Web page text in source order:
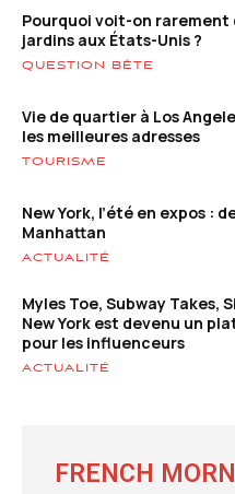
Pourquoi voit-on rarement
jardins aux États-Unis ?
QUESTION BÊTE
Vie de quartier à Los
les meilleures adresses
TOURISME
New York, l’été en expos :
Manhattan
ACTUALITÉ
Myles Toe, Subway Takes,
New York est devenu un
pour les influenceurs
ACTUALITÉ
FRENCH